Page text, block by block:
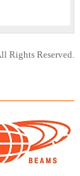
Rights Reserved.